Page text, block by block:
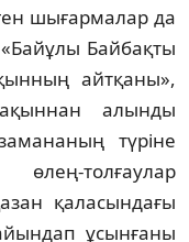
шығар­ма­лар да
Бай­бақты
айтқаны»,
алынды
түріне
толғаулар
қаласындағы
ұсынғаны